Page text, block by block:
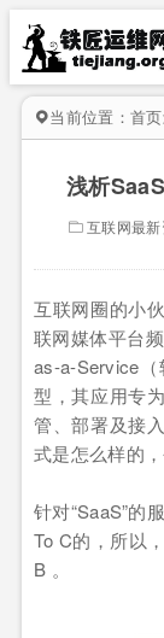
当前位置： 首页
浅析
互联网最
互联网圈的小
联网媒体平台
as-a-Service
型，其应用专
管、部署及接
式是怎么样的
针对“SaaS”的
To C的，所以
B 。